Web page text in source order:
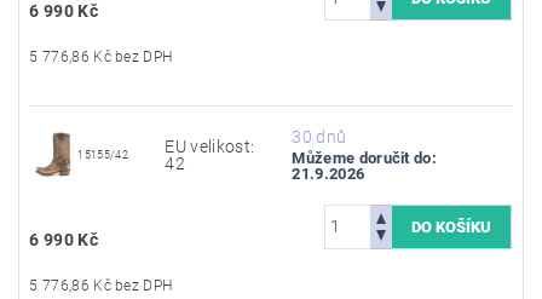
6 990 Kč
5 776,86 Kč bez DPH
15155/42
EU velikost:
42
30 dnů
Můžeme doručit do:
21.9.2026
6 990 Kč
5 776,86 Kč bez DPH